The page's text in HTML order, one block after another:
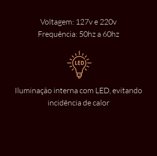
Voltagem: 127v e 220v
Frequência: 50hz a 60hz
Iluminação interna com LED, evitando
incidência de calor